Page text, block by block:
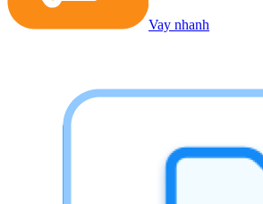
Vay nhanh